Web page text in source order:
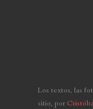
Los textos, las
sitio, por